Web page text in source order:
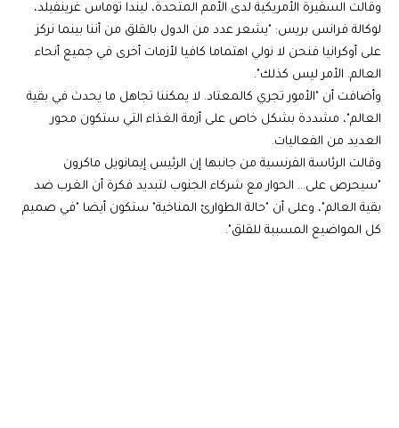
وقالت السفيرة الأمريكية لدى الأمم المتحدة، ليندا توماس غرينفيلد،
لوكالة فرانس بريس: "يشعر عدد من الدول بالقلق من أننا بينما نركز
على أوكرانيا فنحن لا نولي اهتماما كافيا لأزمات أخرى في جميع أنحاء
العالم. الأمر ليس كذلك".
وأضافت أن "الأمور تجري كالمعتاد. لا يمكننا تجاهل ما يحدث في بقية
العالم"، مشددة بشكل خاص على أزمة الغذاء التي ستكون محور
العديد من الفعاليات.
وقالت الرئاسة الفرنسية من جانبها إن الرئيس إيمانويل ماكرون
"سيحرص على… الحوار مع شركاء الجنوب لتبديد فكرة أن الغرب ضد
بقية العالم"، وعلى أن "حالة الطوارئ المناخية" ستكون أيضا "في صميم
كل المواضيع المسببة للقلق".